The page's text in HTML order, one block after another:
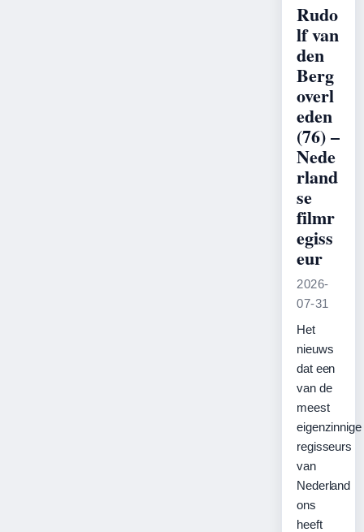
Rudo
lf van
den
Berg
overl
eden
(76) –
Nede
rland
se
filmr
egiss
eur
2026-
07-31
Het
nieuws
dat een
van de
meest
eigenzinnige
regisseurs
van
Nederland
ons
heeft